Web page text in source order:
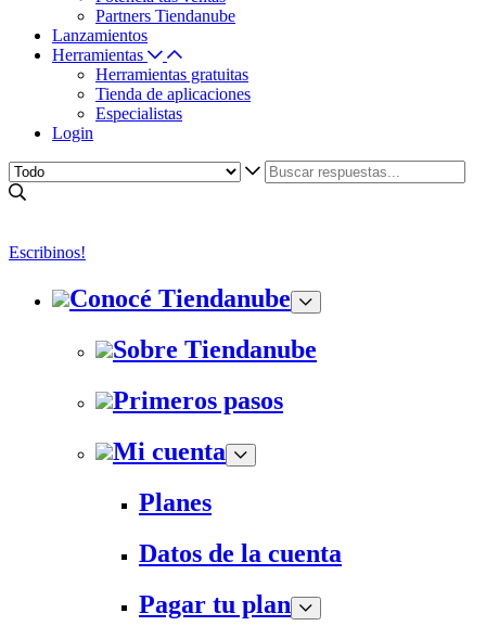
Partners Tiendanube
Lanzamientos
Herramientas
Herramientas gratuitas
Tienda de aplicaciones
Especialistas
Login
Escribinos!
Conocé Tiendanube
Sobre Tiendanube
Primeros pasos
Mi cuenta
Planes
Datos de la cuenta
Pagar tu plan